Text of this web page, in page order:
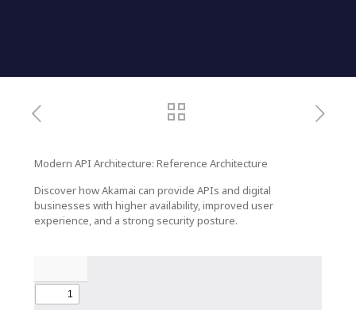
Modern API Architecture: Reference Architecture
Discover how Akamai can provide APIs and digital
businesses with higher availability, improved user
experience, and a strong security posture.